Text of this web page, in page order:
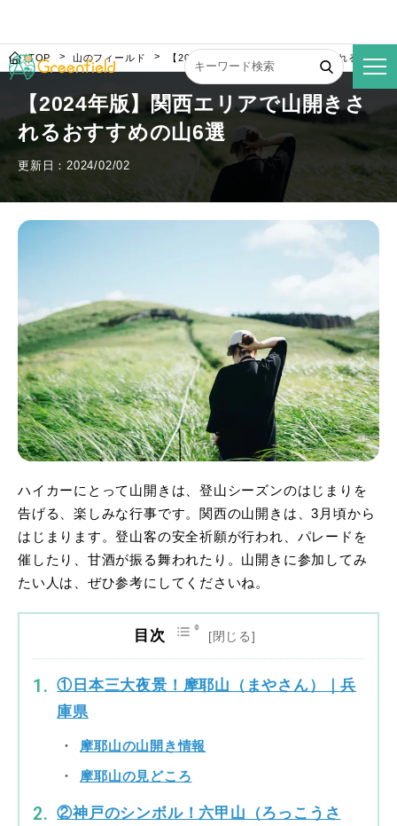
TOP 山のフィールド 【2024年版】関西エリアで山開きされるおすす
【2024年版】関西エリアで山開きさ
れるおすすめの山6選
更新日：2024/02/02
ハイカーにとって山開きは、登山シーズンのはじまりを
告げる、楽しみな行事です。関西の山開きは、3月頃から
はじまります。登山客の安全祈願が行われ、パレードを
催したり、甘酒が振る舞われたり。山開きに参加してみ
たい人は、ぜひ参考にしてくださいね。
目次
①日本三大夜景！摩耶山（まやさん）｜兵
庫県
摩耶山の山開き情報
摩耶山の見どころ
②神戸のシンボル！六甲山（ろっこうさ